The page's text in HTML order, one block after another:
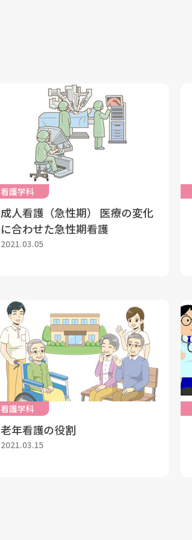
看護学科
成人看護（急性期） 医療の変化
に合わせた急性期看護
2021.03.05
看護学科
老年看護の役割
2021.03.15